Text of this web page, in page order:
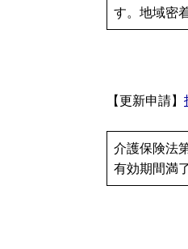
す。地域密
【更新申請】
介護保険法
有効期間満